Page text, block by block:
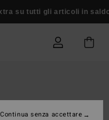
su tutti gli articoli in saldo*
Continua senza accettare